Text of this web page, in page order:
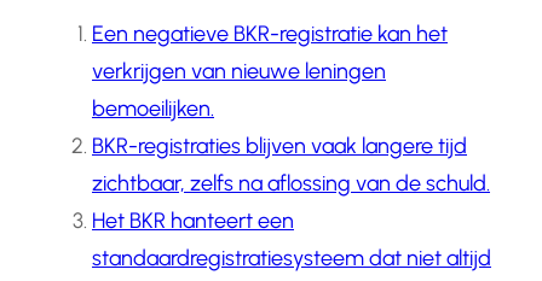
Een negatieve BKR-registratie kan het
verkrijgen van nieuwe leningen
bemoeilijken.
BKR-registraties blijven vaak langere tijd
zichtbaar, zelfs na aflossing van de schuld.
Het BKR hanteert een
standaardregistratiesysteem dat niet altijd